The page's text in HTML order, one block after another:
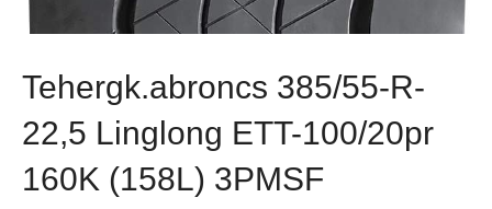
Tehergk.abroncs 385/55-R-
22,5 Linglong ETT-100/20pr
160K (158L) 3PMSF